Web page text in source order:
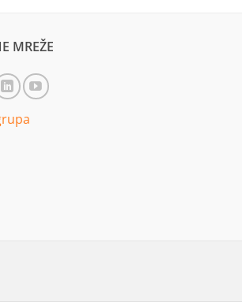
MREŽE